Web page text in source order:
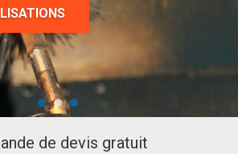
de devis gratuit